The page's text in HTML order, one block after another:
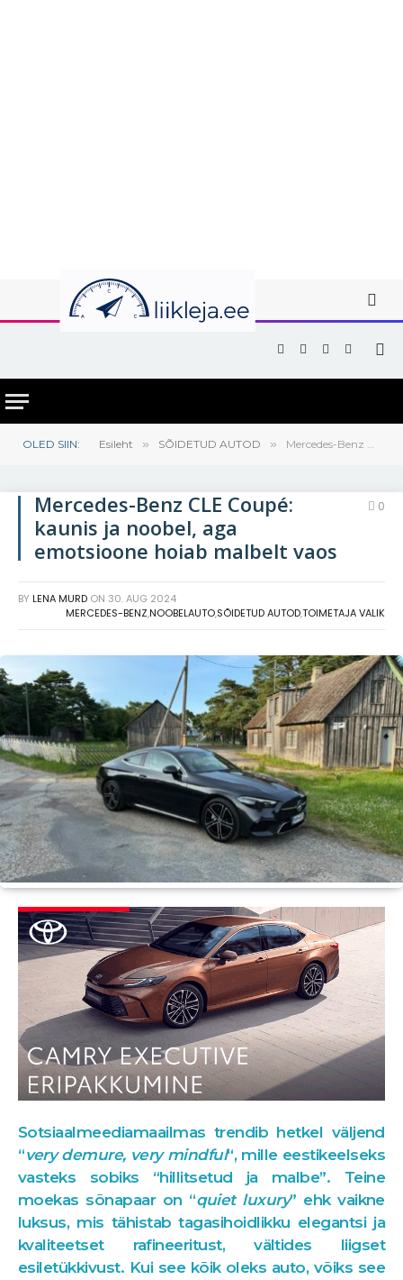
Facebook
X
(Twitter)
Instagram
YouTube
OLED SIIN: Esileht » SÕIDETUD AUTOD » Mercedes-Benz CLE Coupé: kaunis ja noobel, aga emotsioone hoiab malbelt vaos
Mercedes-Benz CLE Coupé:
kaunis ja noobel, aga
emotsioone hoiab malbelt vaos
0
BY LENA MURD ON 30. AUG 2024
MERCEDES-BENZ,NOOBELAUTO,SÕIDETUD AUTOD,TOIMETAJA VALIK
Sotsiaalmeediamaailmas trendib hetkel väljend
“very demure, very mindful“, mille eestikeelseks
vasteks sobiks “hillitsetud ja malbe”. Teine
moekas sõnapaar on “quiet luxury” ehk vaikne
luksus, mis tähistab tagasihoidlikku elegantsi ja
kvaliteetset rafineeritust, vältides liigset
esiletükkivust. Kui see kõik oleks auto, võiks see